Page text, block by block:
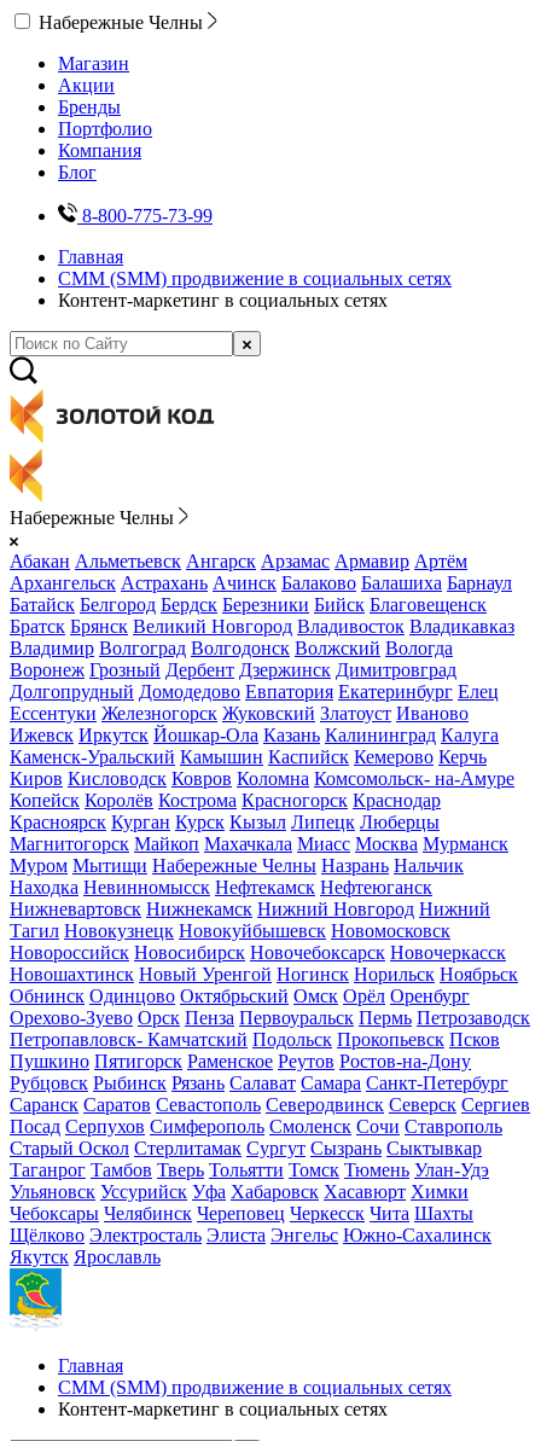
Набережные Челны
Магазин
Акции
Бренды
Портфолио
Компания
Блог
8-800-775-73-99
Главная
СММ (SMM) продвижение в социальных сетях
Контент-маркетинг в социальных сетях
Набережные Челны
Абакан Альметьевск Ангарск Арзамас Армавир Артём
Архангельск Астрахань Ачинск Балаково Балашиха Барнаул
Батайск Белгород Бердск Березники Бийск Благовещенск
Братск Брянск Великий Новгород Владивосток Владикавказ
Владимир Волгоград Волгодонск Волжский Вологда
Воронеж Грозный Дербент Дзержинск Димитровград
Долгопрудный Домодедово Евпатория Екатеринбург Елец
Ессентуки Железногорск Жуковский Златоуст Иваново
Ижевск Иркутск Йошкар-Ола Казань Калининград Калуга
Каменск-Уральский Камышин Каспийск Кемерово Керчь
Киров Кисловодск Ковров Коломна Комсомольск- на-Амуре
Копейск Королёв Кострома Красногорск Краснодар
Красноярск Курган Курск Кызыл Липецк Люберцы
Магнитогорск Майкоп Махачкала Миасс Москва Мурманск
Муром Мытищи Набережные Челны Назрань Нальчик
Находка Невинномысск Нефтекамск Нефтеюганск
Нижневартовск Нижнекамск Нижний Новгород Нижний
Тагил Новокузнецк Новокуйбышевск Новомосковск
Новороссийск Новосибирск Новочебоксарск Новочеркасск
Новошахтинск Новый Уренгой Ногинск Норильск Ноябрьск
Обнинск Одинцово Октябрьский Омск Орёл Оренбург
Орехово-Зуево Орск Пенза Первоуральск Пермь Петрозаводск
Петропавловск- Камчатский Подольск Прокопьевск Псков
Пушкино Пятигорск Раменское Реутов Ростов-на-Дону
Рубцовск Рыбинск Рязань Салават Самара Санкт-Петербург
Саранск Саратов Севастополь Северодвинск Северск Сергиев
Посад Серпухов Симферополь Смоленск Сочи Ставрополь
Старый Оскол Стерлитамак Сургут Сызрань Сыктывкар
Таганрог Тамбов Тверь Тольятти Томск Тюмень Улан-Удэ
Ульяновск Уссурийск Уфа Хабаровск Хасавюрт Химки
Чебоксары Челябинск Череповец Черкесск Чита Шахты
Щёлково Электросталь Элиста Энгельс Южно-Сахалинск
Якутск Ярославль
Главная
СММ (SMM) продвижение в социальных сетях
Контент-маркетинг в социальных сетях